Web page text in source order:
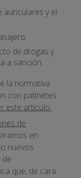
auriculares y el
de drogas y
a sanción.
la normativa
con patinetes
este artículo.
de
en
nuevos
de
que, de cara